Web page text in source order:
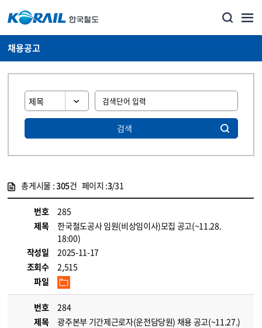
채용공고
검색
총게시물 :305건 페이지 :3/31
번호
285
제목
한국철도공사 임원(비상임이사)모집 공고(~11.28.
18:00)
작성일
2025-11-17
조회수
2,515
파일
번호
284
제목
광주본부 기간제근로자(운전담당원) 채용 공고(~11.27.)